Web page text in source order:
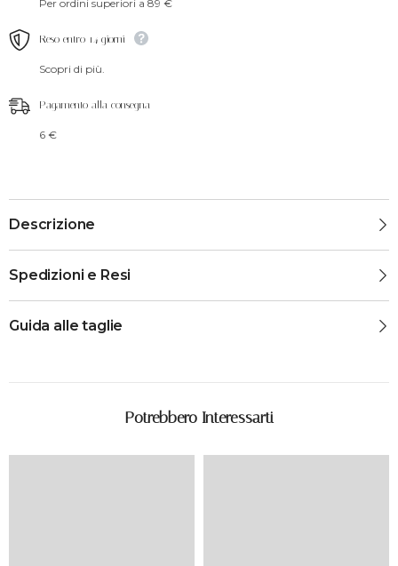
Per ordini superiori a 89 €
Reso entro 14 giorni
Scopri di più.
Pagamento alla consegna
6 €
Descrizione
Spedizioni e Resi
Guida alle taglie
Potrebbero Interessarti